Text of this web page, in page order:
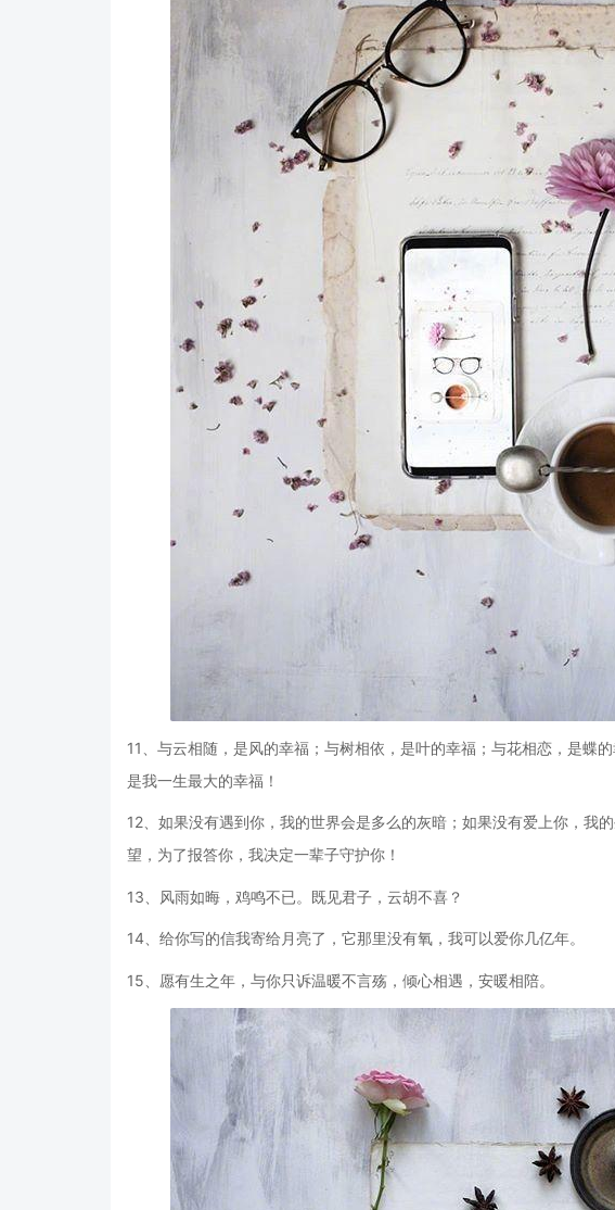
11、与云相随，是风的幸福；与树相依，是叶的幸福；与花相恋，是蝶
是我一生最大的幸福！
12、如果没有遇到你，我的世界会是多么的灰暗；如果没有爱上你，我
望，为了报答你，我决定一辈子守护你！
13、风雨如晦，鸡鸣不已。既见君子，云胡不喜？
14、给你写的信我寄给月亮了，它那里没有氧，我可以爱你几亿年。
15、愿有生之年，与你只诉温暖不言殇，倾心相遇，安暖相陪。